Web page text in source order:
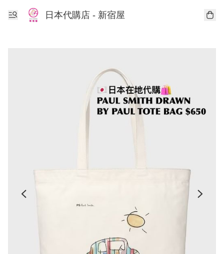
日本代購店 - 新宿屋